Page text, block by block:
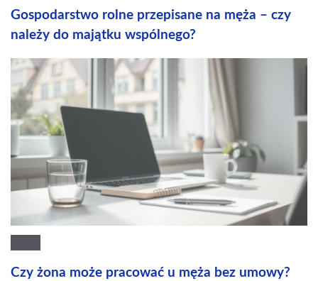
Gospodarstwo rolne przepisane na męża – czy
należy do majątku wspólnego?
Czy żona może pracować u męża bez umowy?